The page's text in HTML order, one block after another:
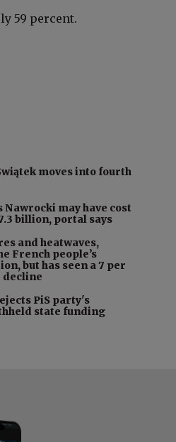
59 percent.
moves into fourth
Nawrocki may have cost
billion, portal says
and heatwaves,
French people’s
but has seen a 7 per
decline
PiS party's
state funding